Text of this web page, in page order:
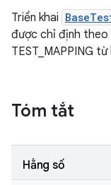
Triển khai
được chỉ định
TEST_MAPPING
Tóm tắt
Hằng số